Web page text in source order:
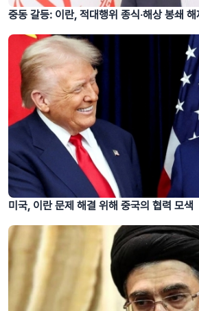
중동 갈등: 이란, 적대행위 종식‧해상 봉쇄
미국, 이란 문제 해결 위해 중국의 협력 모색